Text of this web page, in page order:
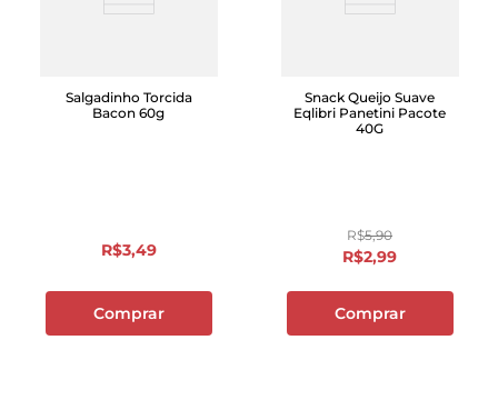
Salgadinho Torcida
Bacon 60g
R$3,49
Comprar
Snack Queijo Suave
Eqlibri Panetini Pacote
40G
R$5,90
R$2,99
Comprar